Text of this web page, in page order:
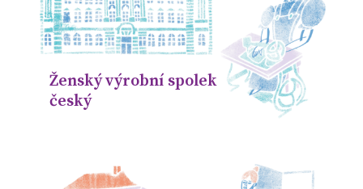
Ženský výrobní spolek
český